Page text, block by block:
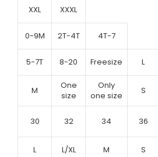
XXL XXXL
0-9M 2T-4T 4T-7
5-7T 8-20 Freesize L
M
One
size
Only
one size
S
30 32 34 36
L L/XL M S